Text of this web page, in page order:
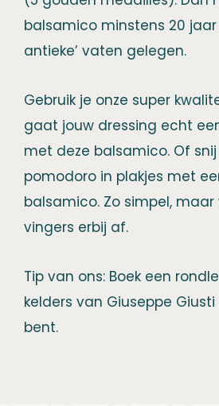
balsamico minstens 20 jaar
antieke’ vaten gelegen.
Gebruik je onze super
gaat jouw dressing echt
met deze balsamico. Of
pomodoro in plakjes met
balsamico. Zo simpel, maar
vingers erbij af.
Tip van ons: Boek een
kelders van Giuseppe
bent.